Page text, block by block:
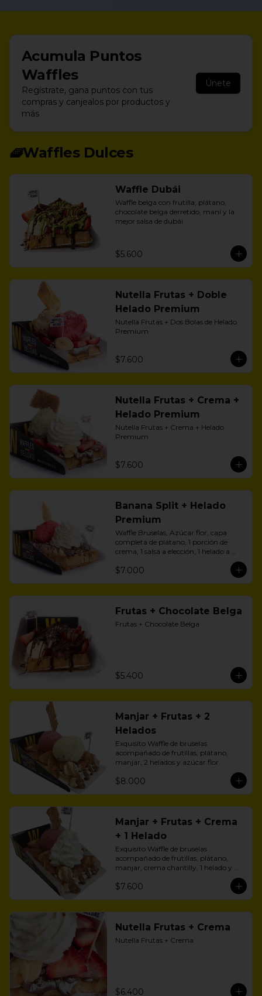
Acumula Puntos
Waffles
Regístrate, gana puntos con tus
compras y canjealos por productos y
más
Únete
🧇Waffles Dulces
Waffle Dubái
Waffle belga con frutilla, plátano,
chocolate belga derretido, maní y la
mejor salsa de dubái
$5.600
Nutella Frutas + Doble
Helado Premium
Nutella Frutas + Dos Bolas de Helado
Premium
$7.600
Nutella Frutas + Crema +
Helado Premium
Nutella Frutas + Crema + Helado
Premium
$7.600
Banana Split + Helado
Premium
Waffle Bruselas, Azúcar flor, capa
completa de plátano, 1 porción de
crema, 1 salsa a elección, 1 helado a
$7.000
Frutas + Chocolate Belga
Frutas + Chocolate Belga
$5.400
Manjar + Frutas + 2
Helados
Exquisito Waffle de bruselas
acompañado de frutillas, plátano,
manjar, 2 helados y azúcar flor.
$8.000
Manjar + Frutas + Crema
+ 1 Helado
Exquisito Waffle de bruselas
acompañado de frutillas, plátano,
manjar, crema chantilly, 1 helado y
$7.600
Nutella Frutas + Crema
Nutella Frutas + Crema
$6.400